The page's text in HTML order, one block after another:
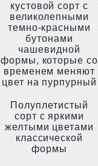
кустовой сорт с
великолепными
темно-красными
бутонами
чашевидной
формы, которые со
временем меняют
цвет на пурпурный
Полуплетистый
сорт с яркими
желтыми цветами
классической
формы